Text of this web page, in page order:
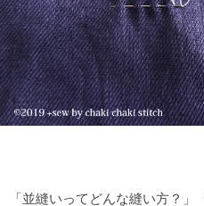
「並縫いってどんな縫い方？